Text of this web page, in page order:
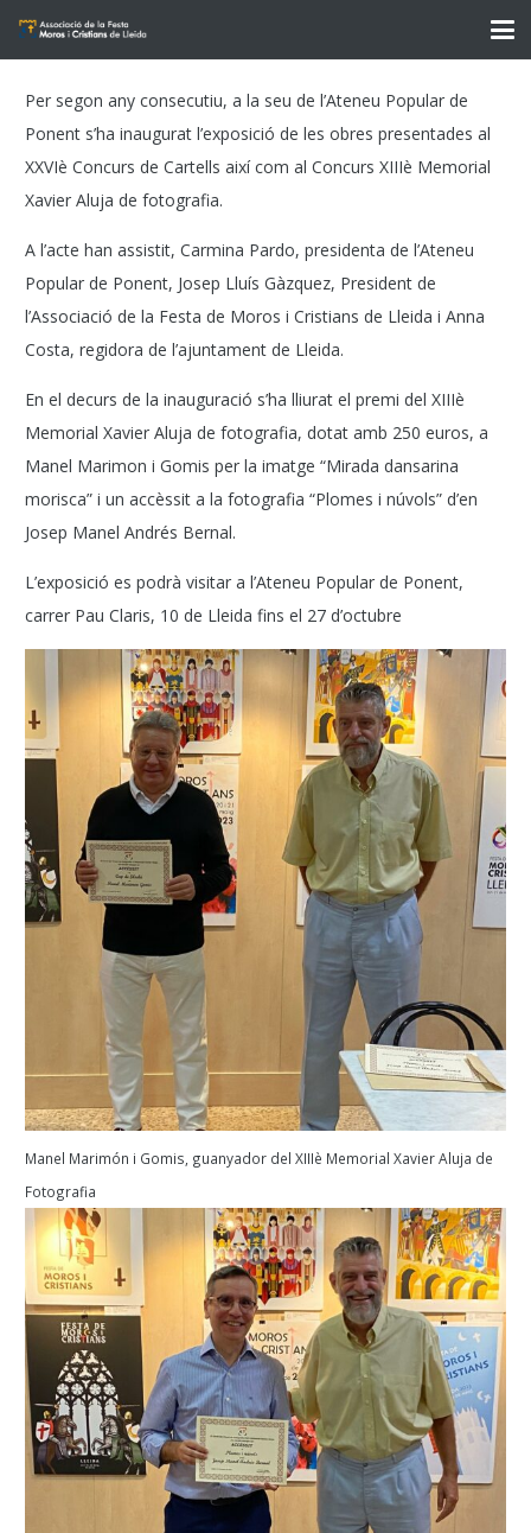
Per segon any consecutiu, a la seu de l’Ateneu Popular de
Ponent s’ha inaugurat l’exposició de les obres presentades al
XXVIè Concurs de Cartells així com al Concurs XIIIè Memorial
Xavier Aluja de fotografia.
A l’acte han assistit, Carmina Pardo, presidenta de l’Ateneu
Popular de Ponent, Josep Lluís Gàzquez, President de
l’Associació de la Festa de Moros i Cristians de Lleida i Anna
Costa, regidora de l’ajuntament de Lleida.
En el decurs de la inauguració s’ha lliurat el premi del XIIIè
Memorial Xavier Aluja de fotografia, dotat amb 250 euros, a
Manel Marimon i Gomis per la imatge “Mirada dansarina
morisca” i un accèssit a la fotografia “Plomes i núvols” d’en
Josep Manel Andrés Bernal.
L’exposició es podrà visitar a l’Ateneu Popular de Ponent,
carrer Pau Claris, 10 de Lleida fins el 27 d’octubre
Manel Marimón i Gomis, guanyador del XIIIè Memorial Xavier Aluja de
Fotografia